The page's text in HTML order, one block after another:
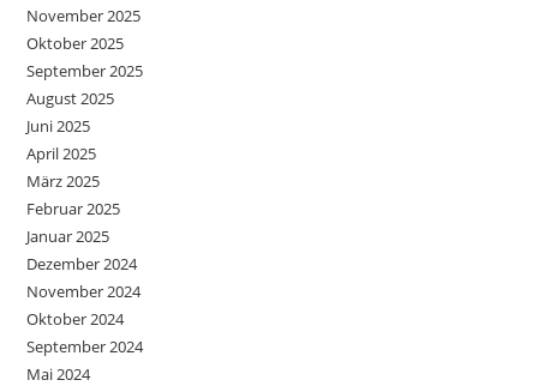
November 2025
Oktober 2025
September 2025
August 2025
Juni 2025
April 2025
März 2025
Februar 2025
Januar 2025
Dezember 2024
November 2024
Oktober 2024
September 2024
Mai 2024